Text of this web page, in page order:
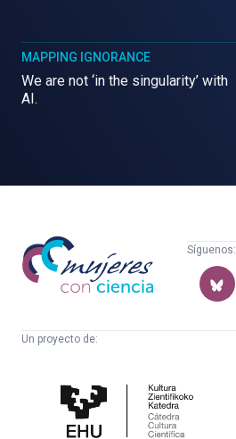
MAPPING IGNORANCE
We are not ‘in the singularity’ with
AI.
Mujeres
con
ciencia
Síguenos:
Un proyecto de:
Cultura
Científica